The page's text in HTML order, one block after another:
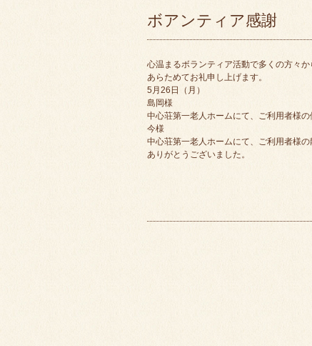
ボアンティア感謝
心温まるボランティア活動で多くの方々か
あらためてお礼申し上げます。
5月26日（月）
島岡様
中心荘第一老人ホームにて、ご利用者様
今様
中心荘第一老人ホームにて、ご利用者様
ありがとうございました。